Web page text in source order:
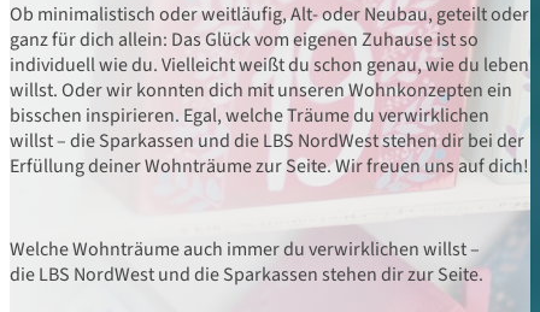
Ob minimalistisch oder weitläufig, Alt- oder Neubau, geteilt oder
ganz für dich allein: Das Glück vom eigenen Zuhause ist so
individuell wie du. Vielleicht weißt du schon genau, wie du leben
willst. Oder wir konnten dich mit unseren Wohnkonzepten ein
bisschen inspirieren. Egal, welche Träume du verwirklichen
willst – die Sparkassen und die LBS NordWest stehen dir bei der
Erfüllung deiner Wohnträume zur Seite. Wir freuen uns auf dich!
Welche Wohnträume auch immer du verwirklichen willst –
die LBS NordWest und die Sparkassen stehen dir zur Seite.